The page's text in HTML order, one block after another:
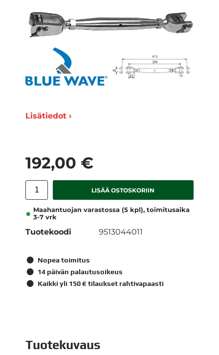
Lisätiedot ›
192,00 €
LISÄÄ OSTOSKORIIN
Maahantuojan varastossa (5 kpl), toimitusaika
3-7 vrk
Tuotekoodi 9513044011
Nopea toimitus
14 päivän palautusoikeus
Kaikki yli 150 € tilaukset rahtivapaasti
Tuotekuvaus